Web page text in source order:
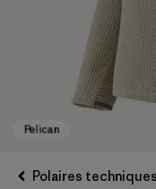
Polaires